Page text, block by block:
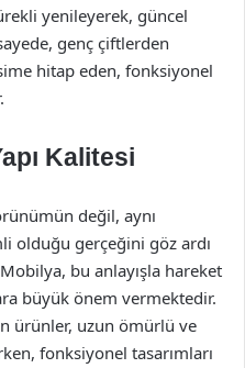
yenileyerek, güncel
genç çiftlerden
hitap eden, fonksiyonel
Kalitesi
değil, aynı
olduğu gerçeğini göz ardı
bu anlayışla hareket
büyük önem vermektedir.
ürünler, uzun ömürlü ve
fonksiyonel tasarımları